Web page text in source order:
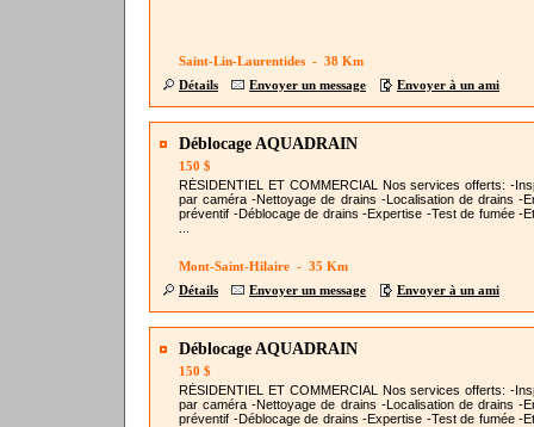
Saint-Lin-Laurentides - 38 Km
Détails
Envoyer un message Envoyer à un ami
Déblocage AQUADRAIN
150 $
RÉSIDENTIEL ET COMMERCIAL Nos services offerts: -
par caméra -Nettoyage de drains -Localisation de drains -
préventif -Déblocage de drains -Expertise -Test de fumée -
Mont-Saint-Hilaire - 35 Km
Détails
Envoyer un message Envoyer à un ami
Déblocage AQUADRAIN
150 $
RÉSIDENTIEL ET COMMERCIAL Nos services offerts: -
par caméra -Nettoyage de drains -Localisation de drains -
préventif -Déblocage de drains -Expertise -Test de fumée -